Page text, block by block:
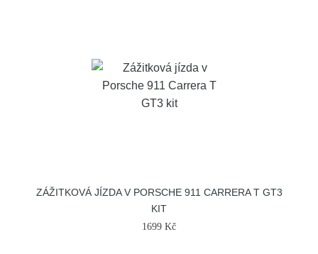
ZÁŽITKOVÁ JÍZDA V PORSCHE 911 CARRERA T GT3
KIT
1699 Kč